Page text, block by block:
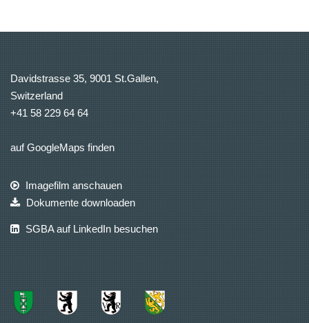
Davidstrasse 35, 9001 St.Gallen,
Switzerland
+41 58 229 64 64
auf GoogleMaps finden
Imagefilm anschauen
Dokumente downloaden
SGBA auf LinkedIn besuchen